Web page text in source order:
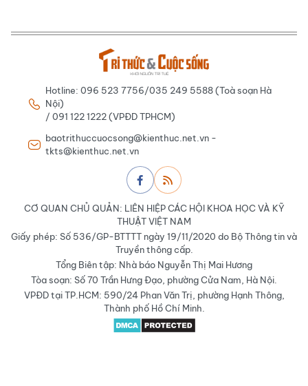
Hotline: 096 523 7756/035 249 5588 (Toà soạn Hà
Nội)
/ 091 122 1222 (VPĐD TPHCM)
baotrithuccuocsong@kienthuc.net.vn -
tkts@kienthuc.net.vn
CƠ QUAN CHỦ QUẢN: LIÊN HIỆP CÁC HỘI KHOA HỌC VÀ KỸ
THUẬT VIỆT NAM
Giấy phép: Số 536/GP-BTTTT ngày 19/11/2020 do Bộ Thông tin và
Truyền thông cấp.
Tổng Biên tập: Nhà báo Nguyễn Thị Mai Hương
Tòa soạn: Số 70 Trần Hưng Đạo, phường Cửa Nam, Hà Nội.
VPĐD tại TP.HCM: 590/24 Phan Văn Trị, phường Hạnh Thông,
Thành phố Hồ Chí Minh.